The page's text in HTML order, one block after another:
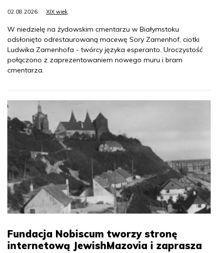
02.08.2026 XIX wiek
W niedzielę na żydowskim cmentarzu w Białymstoku
odsłonięto odrestaurowaną macewę Sory Zamenhof, ciotki
Ludwika Zamenhofa - twórcy języka esperanto. Uroczystość
połączono z zaprezentowaniem nowego muru i bram
cmentarza.
Fundacja Nobiscum tworzy stronę
internetową JewishMazovia i zaprasza